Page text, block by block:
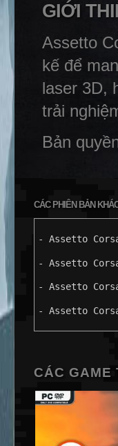
GIỚI
Assetto
kế để
laser 3D,
trải
Bản
CÁC PHIÊN BẢN
- Assetto
- Assetto
- Assetto
- Assetto
CÁC GAME